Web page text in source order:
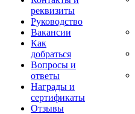
реквизиты
Руководство
Вакансии
Как
добраться
Вопросы и
ответы
Награды и
сертификаты
Отзывы